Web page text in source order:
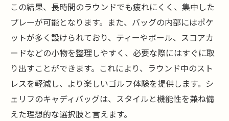
長時間使用を考慮したバッグ選び
旅行に最適なキャディバッグの特徴
ゴルフライフスタイルに合うデザイン選び
スタイルアップを叶えるゴルフショップシェリ
フのキャディバッグ選び
ファッション性重視のキャディバッグ選び
シンプルで洗練されたデザインの魅力
この結果、長時間のラウンドでも疲れにくく、集中した
プレーが可能となります。また、バッグの内部にはポケ
ットが多く設けられており、ティーやボール、スコアカ
ードなどの小物を整理しやすく、必要な際にはすぐに取
り出すことができます。これにより、ラウンド中のスト
レスを軽減し、より楽しいゴルフ体験を提供します。シ
ェリフのキャディバッグは、スタイルと機能性を兼ね備
えた理想的な選択肢と言えます。